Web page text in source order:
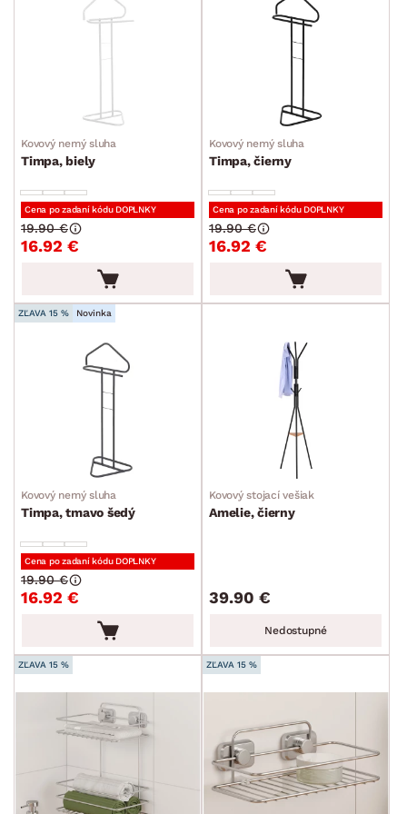
Kovový nemý sluha
Timpa, biely
Cena po zadaní kódu DOPLNKY
16.92 €
19.90 €
Kovový nemý sluha
Timpa, čierny
Cena po zadaní kódu DOPLNKY
16.92 €
19.90 €
ZĽAVA 15 % Novinka
Kovový nemý sluha
Timpa, tmavo šedý
Cena po zadaní kódu DOPLNKY
16.92 €
19.90 €
Kovový stojací vešiak
Amelie, čierny
39.90 €
Nedostupné
ZĽAVA 15 % ZĽAVA 15 %